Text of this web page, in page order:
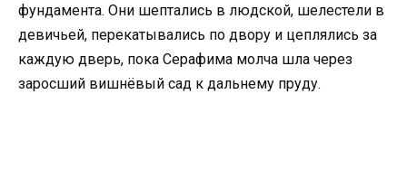
фундамента. Они шептались в людской, шелестели в
девичьей, перекатывались по двору и цеплялись за
каждую дверь, пока Серафима молча шла через
заросший вишнёвый сад к дальнему пруду.